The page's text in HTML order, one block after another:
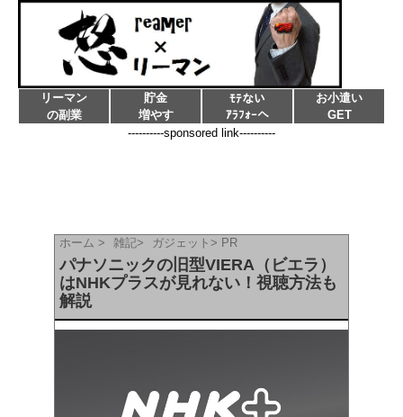
リーマン
の副業
貯金
増やす
ﾓﾃない
ｱﾗﾌｫｰへ
お小遣い
GET
----------sponsored link----------
ホーム > 雑記> ガジェット > PR
パナソニックの旧型VIERA（ビエラ）
はNHKプラスが見れない！視聴方法も
解説